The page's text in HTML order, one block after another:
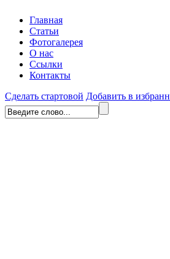
Главная
Статьи
Фотогалерея
О нас
Ссылки
Контакты
Сделать стартовой Добавить в